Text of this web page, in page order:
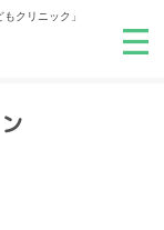
クリニック」